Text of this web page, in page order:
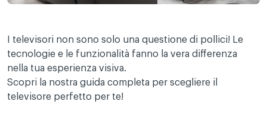
I televisori non sono solo una questione di pollici! Le
tecnologie e le funzionalità fanno la vera differenza
nella tua esperienza visiva.
Scopri la nostra guida completa per scegliere il
televisore perfetto per te!